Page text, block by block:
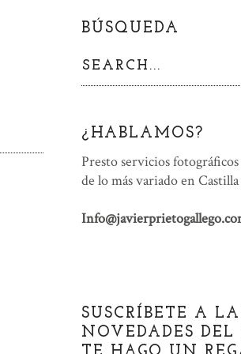
BÚSQUEDA
¿HABLAMOS?
Presto servicios
de lo más variado en
SUSCRÍBETE A
NOVEDADES DEL